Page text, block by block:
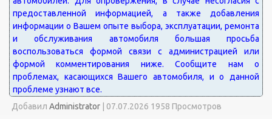
Добавил Administrator 07.07.2026 1958 Просмотров